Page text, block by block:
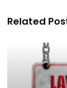
Related